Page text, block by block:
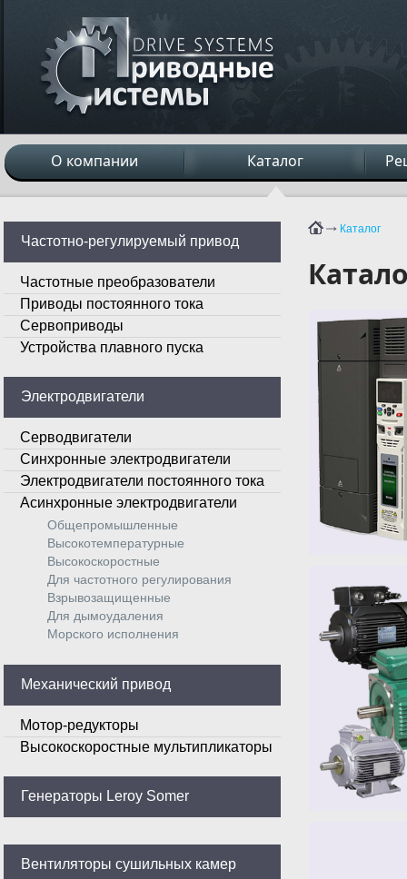
О компании Каталог
Каталог
Частотно-регулируемый привод
Частотные преобразователи
Приводы постоянного тока
Сервоприводы
Устройства плавного пуска
Электродвигатели
Серводвигатели
Синхронные электродвигатели
Электродвигатели постоянного тока
Асинхронные электродвигатели
Общепромышленные
Высокотемпературные
Высокоскоростные
Для частотного регулирования
Взрывозащищенные
Для дымоудаления
Морского исполнения
Механический привод
Мотор-редукторы
Высокоскоростные мультипликаторы
Генераторы Leroy Somer
Вентиляторы сушильных камер